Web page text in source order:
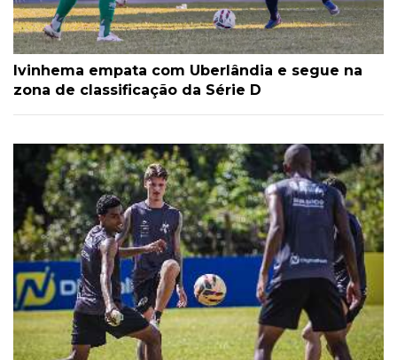
Ivinhema empata com Uberlândia e segue na
zona de classificação da Série D